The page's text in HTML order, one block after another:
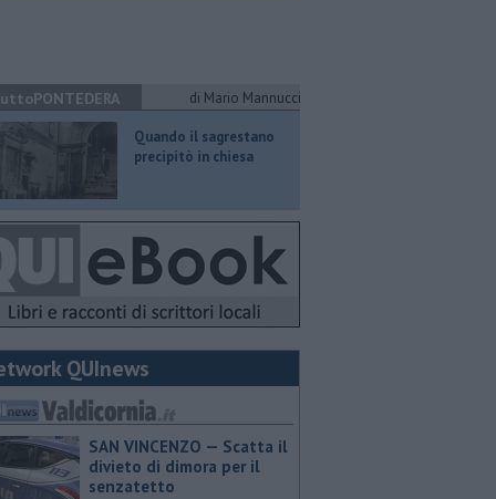
di Mario Mannucci
Quando il sagrestano
precipitò in chiesa
QUInews
SAN VINCENZO — Scatta il
divieto di dimora per il
senzatetto